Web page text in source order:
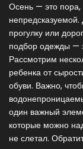
Осень — это пора,
непредсказуемой.
прогулку или
подбор одежды —
Рассмотрим
ребенка от
обуви. Важно,
один важный
которые можно
не слетал.